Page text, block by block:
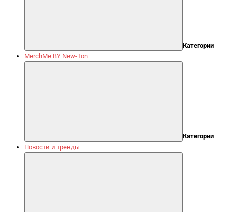
Категории
MerchMe BY New-Ton
Категории
Новости и тренды